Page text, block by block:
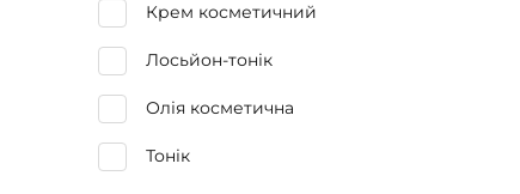
Крем косметичний
Лосьйон-тонік
Олія косметична
Тонік